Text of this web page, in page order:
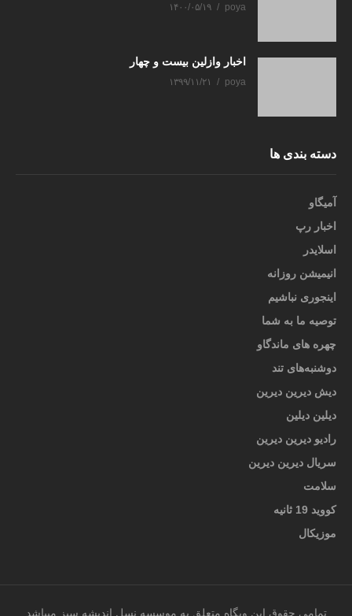
poya ۱۴۰۰/۰۵/۱۹
اخبار وازلین بیست و چهار
poya ۱۳۹۹/۱۱/۲۱
دسته بندی ها
آمیگاو
اخبار رپ
اسلایدر
انیمیشن روزانه
اینجوری نباشیم
توصیه ما به شما
چهره های ماندگاو
دوشنبه‌های تند
دیش دیرین دیرین
دیلین دیلین
رادیو دیرین دیرین
سریال دیرین دیرین
سلامت
کووید 19 ثانیه
موزیکال
تمامی حقوق این وبگاه متعلق به موسسه نسل اندیشه سبز میباشد